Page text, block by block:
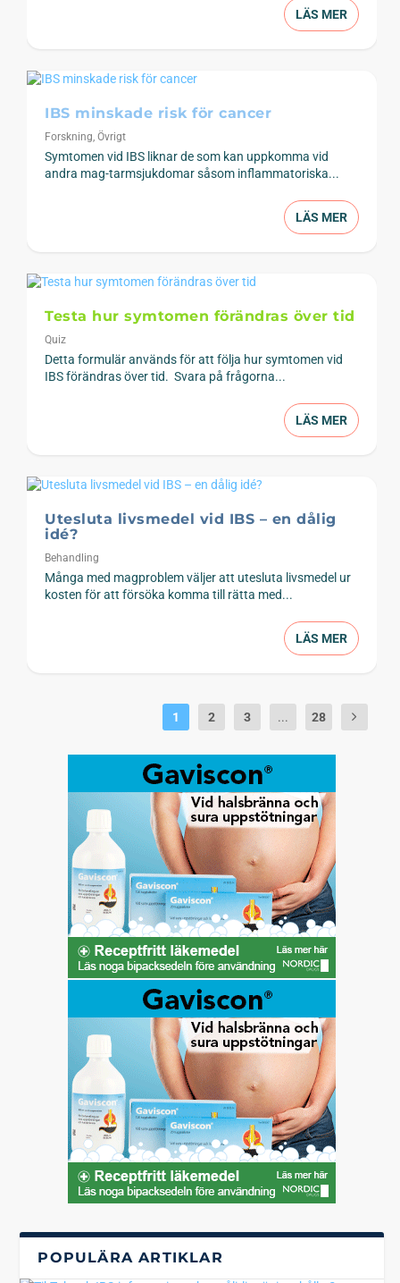
LÄS MER
IBS minskade risk för cancer
Forskning ,Övrigt
Symtomen vid IBS liknar de som kan uppkomma vid
andra mag-tarmsjukdomar såsom inflammatoriska...
LÄS MER
Testa hur symtomen förändras över tid
Quiz
Detta formulär används för att följa hur symtomen vid
IBS förändras över tid. Svara på frågorna...
LÄS MER
Utesluta livsmedel vid IBS – en dålig
idé?
Behandling
Många med magproblem väljer att utesluta livsmedel ur
kosten för att försöka komma till rätta med...
LÄS MER
1 2 3 ... 28
POPULÄRA ARTIKLAR